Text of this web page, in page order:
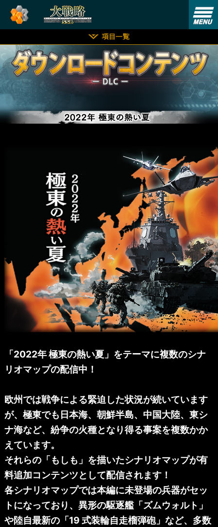
「2022年 極東の熱い夏」をテーマに複数のシナ
リオマップの配信中！
欧州では戦争による緊迫した状況が続いています
が、極東でも日本海、朝鮮半島、中国大陸、東シ
ナ海など、紛争の火種となり得る事案を複数かか
えています。
それらの「もしも」を描いたシナリオマップが有
料追加コンテンツとして配信されます！
各シナリオマップでは本編に未登場の兵器がセッ
トになっており、異形の駆逐艦「ズムウォルト」
や陸自最新の「19 式装輪自走榴弾砲」など、多数